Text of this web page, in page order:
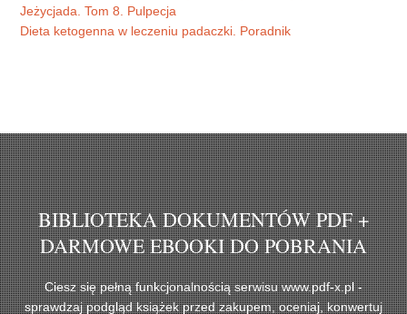
Jeżycjada. Tom 8. Pulpecja
Dieta ketogenna w leczeniu padaczki. Poradnik
BIBLIOTEKA DOKUMENTÓW PDF +
DARMOWE EBOOKI DO POBRANIA
Ciesz się pełną funkcjonalnością serwisu www.pdf-x.pl -
sprawdzaj podgląd książek przed zakupem, oceniaj, konwertuj